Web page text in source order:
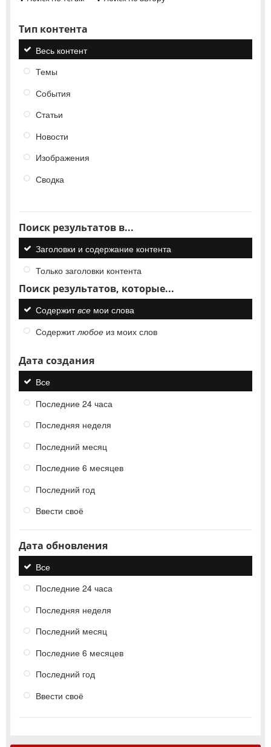
Тип контента
Весь контент
Темы
События
Статьи
Новости
Изображения
Сводка
Поиск результатов в...
Заголовки и содержание контента
Только заголовки контента
Поиск результатов, которые...
Содержитвсе мои слова
Содержитлюбое из моих слов
Дата создания
Все
Последние 24 часа
Последняя неделя
Последний месяц
Последние 6 месяцев
Последний год
Ввести своё
Дата обновления
Все
Последние 24 часа
Последняя неделя
Последний месяц
Последние 6 месяцев
Последний год
Ввести своё